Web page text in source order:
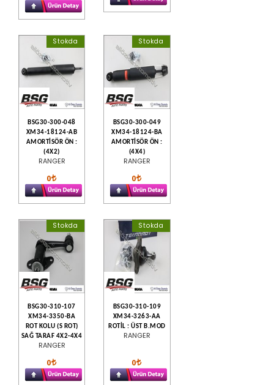
Stokda
BSG30-300-048
XM34-18124-AB
AMORTİSÖR ÖN :
(4X2)
RANGER
0
Stokda
BSG30-300-049
XM34-18124-BA
AMORTİSÖR ÖN :
(4X4)
RANGER
0
Stokda
BSG30-310-107
XM34-3350-BA
ROT KOLU (S ROT)
SAĞ TARAF 4X2-4X4
RANGER
0
Stokda
BSG30-310-109
XM34-3263-AA
ROTİL : ÜST B.MOD
RANGER
0